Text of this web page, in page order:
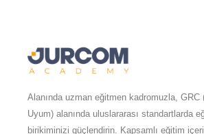
Alanında uzman eğitmen kadromuzla,
Uyum) alanında uluslararası standartlarda
birikiminizi güçlendirin. Kapsamlı eğitim